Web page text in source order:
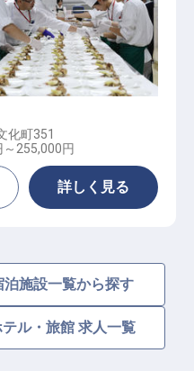
/ 正社員
化町351
255,000円
詳しく見る
泊施設一覧から探す
ル・旅館 求人一覧